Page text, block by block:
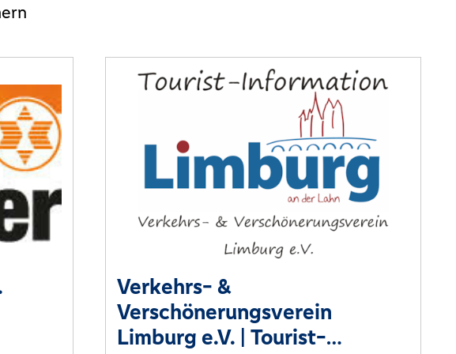
Verkehrs- &
Verschönerungsverein
Limburg e.V. | Tourist-